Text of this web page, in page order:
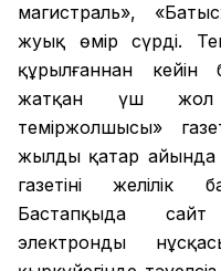
магистраль»,
жуық өмір сүрді.
құрылғаннан
жатқан үш жол
теміржолшысы»
жылдың қаңтар
газетінің
Бастапқыда сайт
электронды